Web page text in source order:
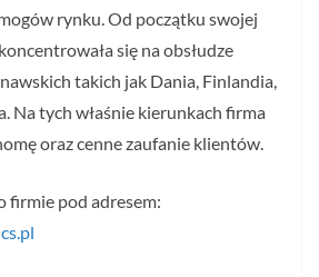
rynku. Od początku swojej
się na obsłudze
takich jak Dania, Finlandia,
Na tych właśnie kierunkach firma
oraz cenne zaufanie klientów.
firmie pod adresem: